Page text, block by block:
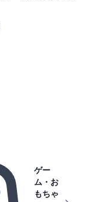
ゲー
ム・お
もちゃ